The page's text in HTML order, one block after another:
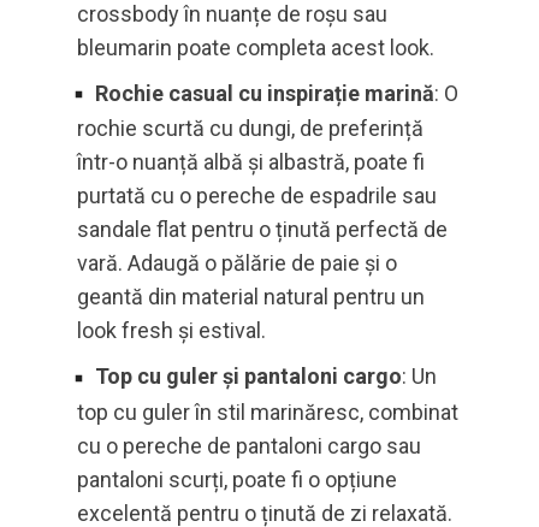
crossbody în nuanțe de roșu sau
bleumarin poate completa acest look.
Rochie casual cu inspirație marină: O
rochie scurtă cu dungi, de preferință
într-o nuanță albă și albastră, poate fi
purtată cu o pereche de espadrile sau
sandale flat pentru o ținută perfectă de
vară. Adaugă o pălărie de paie și o
geantă din material natural pentru un
look fresh și estival.
Top cu guler și pantaloni cargo: Un
top cu guler în stil marinăresc, combinat
cu o pereche de pantaloni cargo sau
pantaloni scurți, poate fi o opțiune
excelentă pentru o ținută de zi relaxată.